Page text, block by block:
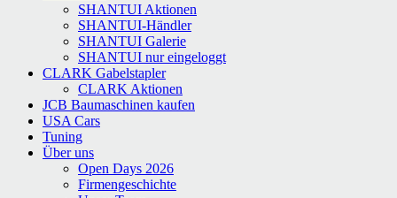
SHANTUI Aktionen
SHANTUI-Händler
SHANTUI Galerie
SHANTUI nur eingeloggt
CLARK Gabelstapler
CLARK Aktionen
JCB Baumaschinen kaufen
USA Cars
Tuning
Über uns
Open Days 2026
Firmengeschichte